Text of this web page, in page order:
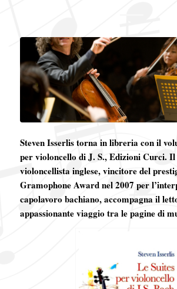
Steven Isserlis torna in libreria con il
per violoncello di J. S., Edizioni Curci. Il
violoncellista inglese, vincitore del
Gramophone Award nel 2007 per
capolavoro bachiano, accompagna il
appassionante viaggio tra le pagine di